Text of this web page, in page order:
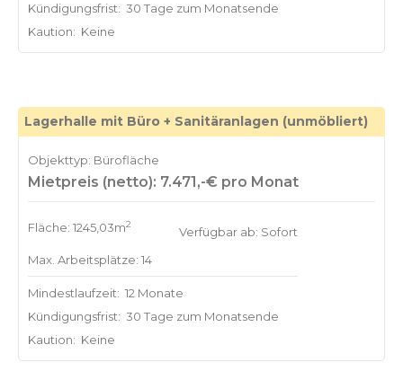
Kündigungsfrist: 30 Tage zum Monatsende
Kaution: Keine
Lagerhalle mit Büro + Sanitäranlagen (unmöbliert)
Objekttyp: Bürofläche
Mietpreis (netto): 7.471,-€ pro Monat
Fläche: 1245,03m2
Max. Arbeitsplätze: 14
Verfügbar ab: Sofort
Mindestlaufzeit: 12 Monate
Kündigungsfrist: 30 Tage zum Monatsende
Kaution: Keine